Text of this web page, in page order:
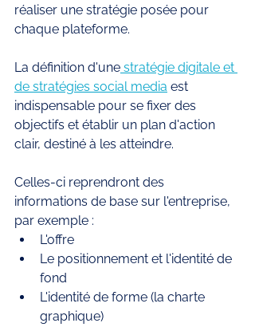
réaliser une stratégie posée pour
chaque plateforme.
La définition d'une stratégie digitale et
de stratégies social media est
indispensable pour se fixer des
objectifs et établir un plan d'action
clair, destiné à les atteindre.
Celles-ci reprendront des
informations de base sur l'entreprise,
par exemple :
L'offre
Le positionnement et l'identité de
fond
L'identité de forme (la charte
graphique)